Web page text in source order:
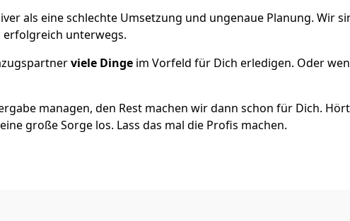
als eine schlechte Umsetzung und ungenaue Planung. Wir
erfolgreich unterwegs.
viele Dinge im Vorfeld für Dich erledigen. Oder
managen, den Rest machen wir dann schon für Dich.
große Sorge los. Lass das mal die Profis machen.